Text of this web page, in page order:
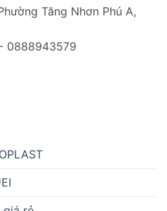
Tăng Nhơn Phú A,
0888943579